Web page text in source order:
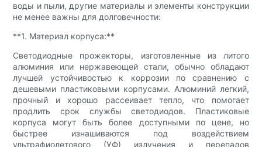
воды и пыли, другие материалы и элементы конструкции
не менее важны для долговечности:
**1. Материал корпуса:**
Светодиодные прожекторы, изготовленные из литого
алюминия или нержавеющей стали, обычно обладают
лучшей устойчивостью к коррозии по сравнению с
дешевыми пластиковыми корпусами. Алюминий легкий,
прочный и хорошо рассеивает тепло, что помогает
продлить срок службы светодиодов. Пластиковые
корпуса могут быть более доступными по цене, но
быстрее изнашиваются под воздействием
ультрафиолетового (УФ) излучения и перепадов